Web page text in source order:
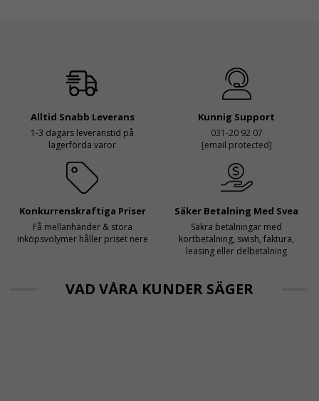
Alltid Snabb Leverans
1-3 dagars leveranstid på
lagerförda varor
Kunnig Support
031-20 92 07
[email protected]
Konkurrenskraftiga Priser
Få mellanhänder & stora
inköpsvolymer håller priset nere
Säker Betalning Med Svea
Säkra betalningar med
kortbetalning, swish, faktura,
leasing eller delbetalning
VAD VÅRA KUNDER SÄGER